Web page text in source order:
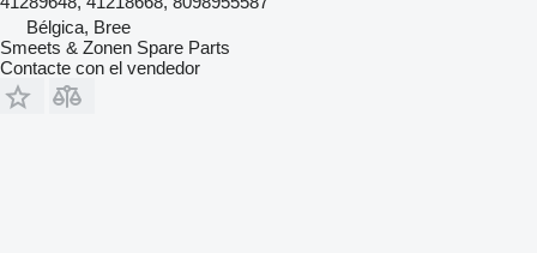
Bélgica, Bree
Smeets & Zonen Spare Parts
Contacte con el vendedor